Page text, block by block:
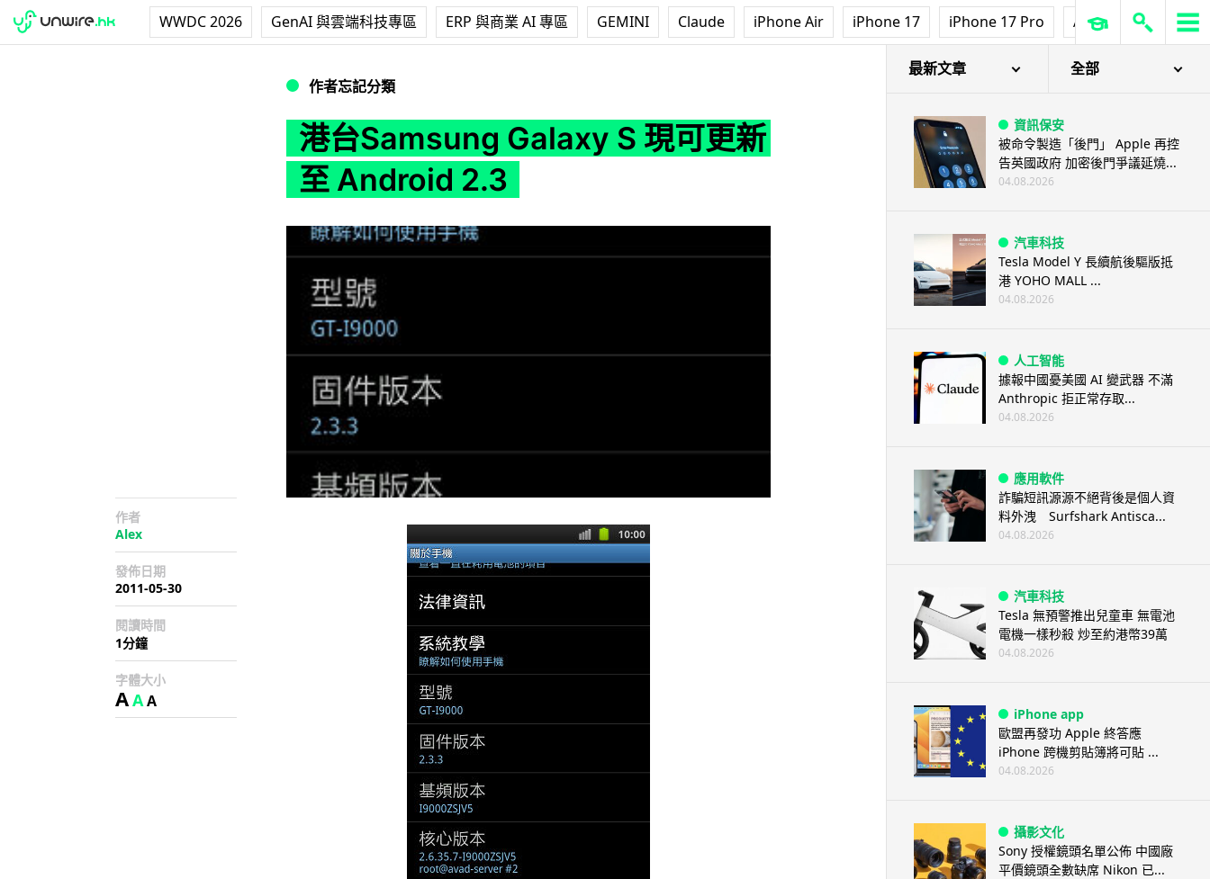
WWDC 2026 GenAI 與雲端科技專區 ERP 與商業 AI 專區 GEMINI Claude iPhone Air iPhone 17 iPhone 17 Pro AirPods Pro 3
作者忘記分類
港台Samsung Galaxy S 現可更新
至 Android 2.3
作者
Alex
發佈日期
2011-05-30
閱讀時間
1分鐘
字體大小
AAA
最新文章 全部
資訊保安
被命令製造「後門」 Apple 再控
告英國政府 加密後門爭議延燒...
04.08.2026
汽車科技
Tesla Model Y 長續航後驅版抵
港 YOHO MALL ...
04.08.2026
人工智能
據報中國憂美國 AI 變武器 不滿
Anthropic 拒正常存取...
04.08.2026
應用軟件
詐騙短訊源源不絕背後是個人資
料外洩 Surfshark Antisca...
04.08.2026
汽車科技
Tesla 無預警推出兒童車 無電池
電機一樣秒殺 炒至約港幣39萬
04.08.2026
iPhone app
歐盟再發功 Apple 終答應
iPhone 跨機剪貼簿將可貼 ...
04.08.2026
攝影文化
Sony 授權鏡頭名單公佈 中國廠
平價鏡頭全數缺席 Nikon 已...